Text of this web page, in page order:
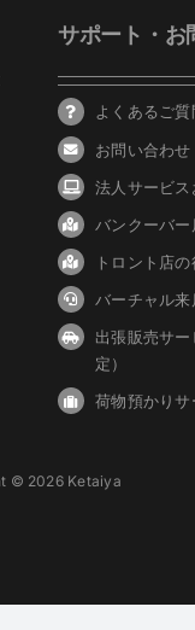
サポート・お
よくあるご質
お問い合わせ
法人サービ
バンクーバー
トロント店
バーチャル来
出張販売サ
定）
荷物預かりサ
© 2026 Ketaiya